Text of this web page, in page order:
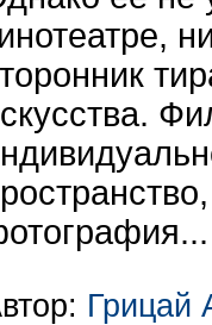
Грицай